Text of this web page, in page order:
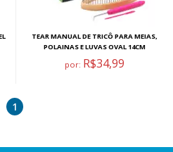
TEAR MANUAL DE TRICÔ PARA MEIAS,
POLAINAS E LUVAS OVAL 14CM
por: R$34,99
1